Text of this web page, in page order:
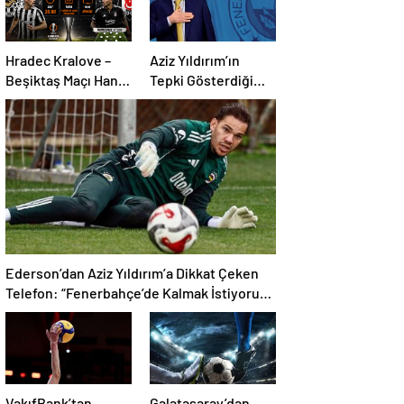
Hradec Kralove –
Beşiktaş Maçı Hangi
Kanalda, Saat
Kaçta, Şifresiz Mi?
Aziz Yıldırım’ın
Tepki Gösterdiği
Transferde Son
Durum! Oyuncunun
Geleceği Belli Oldu
Ederson’dan Aziz Yıldırım’a Dikkat Çeken
Telefon: “Fenerbahçe’de Kalmak İstiyorum”
Mesajı